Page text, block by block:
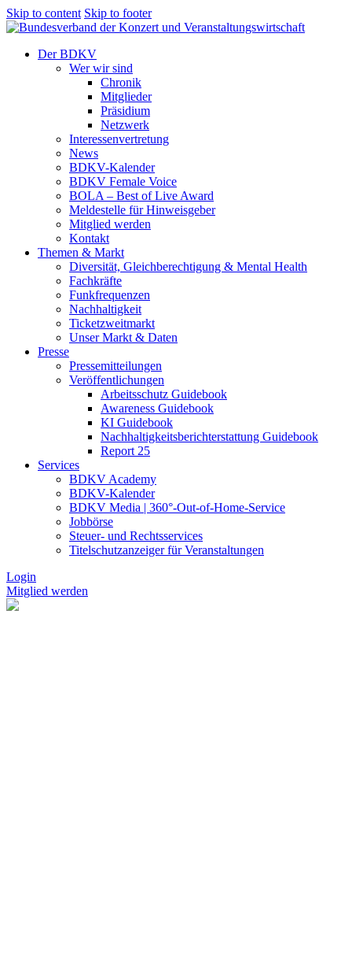
Skip to content Skip to footer
Der BDKV
Wer wir sind
Chronik
Mitglieder
Präsidium
Netzwerk
Interessenvertretung
News
BDKV-Kalender
BDKV Female Voice
BOLA – Best of Live Award
Meldestelle für Hinweisgeber
Mitglied werden
Kontakt
Themen & Markt
Diversität, Gleichberechtigung & Mental Health
Fachkräfte
Funkfrequenzen
Nachhaltigkeit
Ticketzweitmarkt
Unser Markt & Daten
Presse
Pressemitteilungen
Veröffentlichungen
Arbeitsschutz Guidebook
Awareness Guidebook
KI Guidebook
Nachhaltigkeitsberichterstattung Guidebook
Report 25
Services
BDKV Academy
BDKV-Kalender
BDKV Media | 360°-Out-of-Home-Service
Jobbörse
Steuer- und Rechtsservices
Titelschutzanzeiger für Veranstaltungen
Login
Mitglied werden